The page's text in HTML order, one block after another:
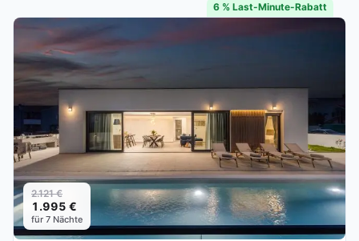
6 % Last-Minute-Rabatt
2.121 €
1.995 €
für 7 Nächte